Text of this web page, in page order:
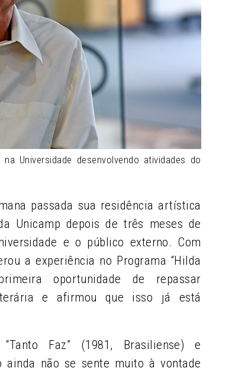
Universidade desenvolvendo atividades do
passada sua residência artística
Unicamp depois de três meses de
e o público externo. Com
a experiência no Programa “Hilda
oportunidade de repassar
e afirmou que isso já está
Faz” (1981, Brasiliense) e
ainda não se sente muito à vontade